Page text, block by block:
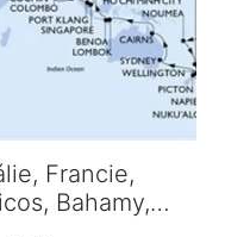
Francie,
Bahamy,…